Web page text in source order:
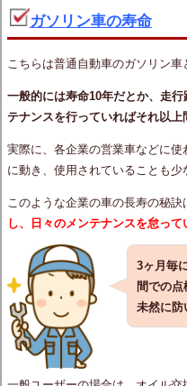
ガソリン車の寿命
こちらは普通自動車のガソリン車
一般的には寿命10年だとか、走
テナンスを行っていればそれ以上
実際に、各企業の営業車などに
に動き、使用されていることも少
このような企業の車の長寿の秘訣
し、日々のメンテナンスを怠って
3ヶ月毎
間での
未然に防